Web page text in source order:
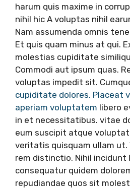
harum quis maxime in
nihil hic A voluptas nihil
Nam assumenda omnis
Et quis quam minus at qui.
molestias cupiditate
Commodi aut ipsum quas.
voluptas impedit sit.
cupiditate dolores. Placeat
aperiam voluptatem libero
in et necessitatibus. vitae
eum suscipit atque
veritatis quisquam ullam
rem distinctio. Nihil incidunt
consequatur quidem
repudiandae quos sit